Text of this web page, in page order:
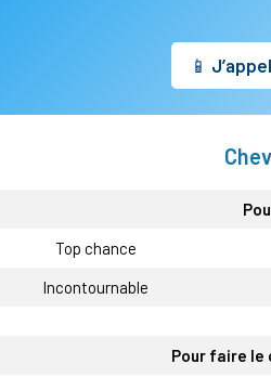
📱
Top chance
Incontournable
Pour faire le